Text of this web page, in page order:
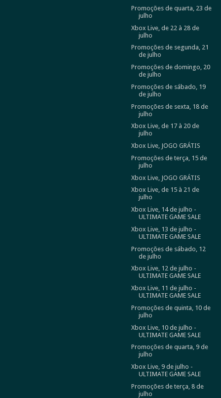
Promoções de quarta, 23 de
julho
Xbox Live, de 22 à 28 de
julho
Promoções de segunda, 21
de julho
Promoções de domingo, 20
de julho
Promoções de sábado, 19
de julho
Promoções de sexta, 18 de
julho
Xbox Live, de 17 à 20 de
julho
Xbox Live, JOGO GRÁTIS
Promoções de terça, 15 de
julho
Xbox Live, JOGO GRÁTIS
Xbox Live, de 15 à 21 de
julho
Xbox Live, 14 de julho -
ULTIMATE GAME SALE
Xbox Live, 13 de julho -
ULTIMATE GAME SALE
Promoções de sábado, 12
de julho
Xbox Live, 12 de julho -
ULTIMATE GAME SALE
Xbox Live, 11 de julho -
ULTIMATE GAME SALE
Promoções de quinta, 10 de
julho
Xbox Live, 10 de julho -
ULTIMATE GAME SALE
Promoções de quarta, 9 de
julho
Xbox Live, 9 de julho -
ULTIMATE GAME SALE
Promoções de terça, 8 de
julho